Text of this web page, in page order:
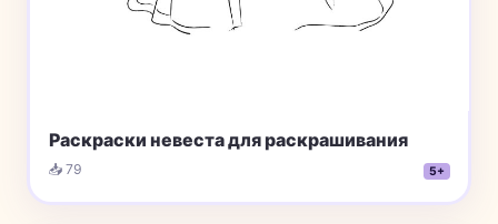
Раскраски невеста для раскрашивания
📥 79 5+